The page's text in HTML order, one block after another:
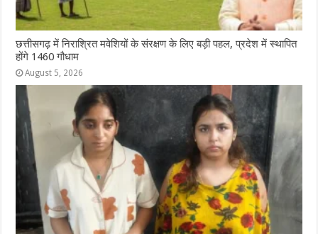
छत्तीसगढ़ में निराश्रित मवेशियों के संरक्षण के लिए बड़ी पहल, प्रदेश में स्थापित
होंगे 1460 गौधाम
August 5, 2026